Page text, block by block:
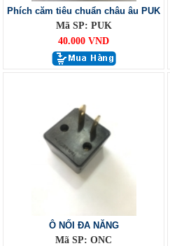
Phích căm tiêu chuẩn châu âu PUK
Mã SP: PUK
40.000 VND
Ô NỐI ĐA NĂNG
Mã SP: ONC